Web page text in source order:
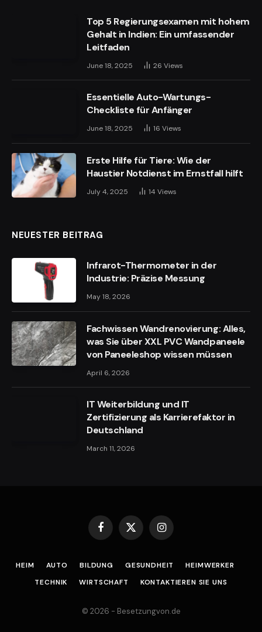
Top 5 Regierungsexamen mit hohem
Gehalt in Indien: Ein umfassender
Leitfaden
June 18, 2025 26 Views
Essentielle Auto-Wartungs-
Checkliste für Anfänger
June 18, 2025 16 Views
Erste Hilfe für Tiere: Wie der
Haustier Notdienst im Ernstfall hilft
July 4, 2025 14 Views
NEUESTER BEITRAG
Infrarot-Thermometer in der
Industrie: Präzise Messung
May 18, 2026
Fachwissen Wandrenovierung: Alles,
was Sie über XXL PVC Wandpaneele
von Paneeleshop wissen müssen
April 6, 2026
IT Weiterbildung und IT
Zertifizierung als Karrierefaktor in
Deutschland
March 11, 2026
Facebook
X
Instagram
HEIM AUTO BILDUNG GESUNDHEIT
HEIMWERKER
TECHNIK
WIRTSCHAFT KONTAKTIEREN SIE UNS
© 2026 - Besetzungvon.de